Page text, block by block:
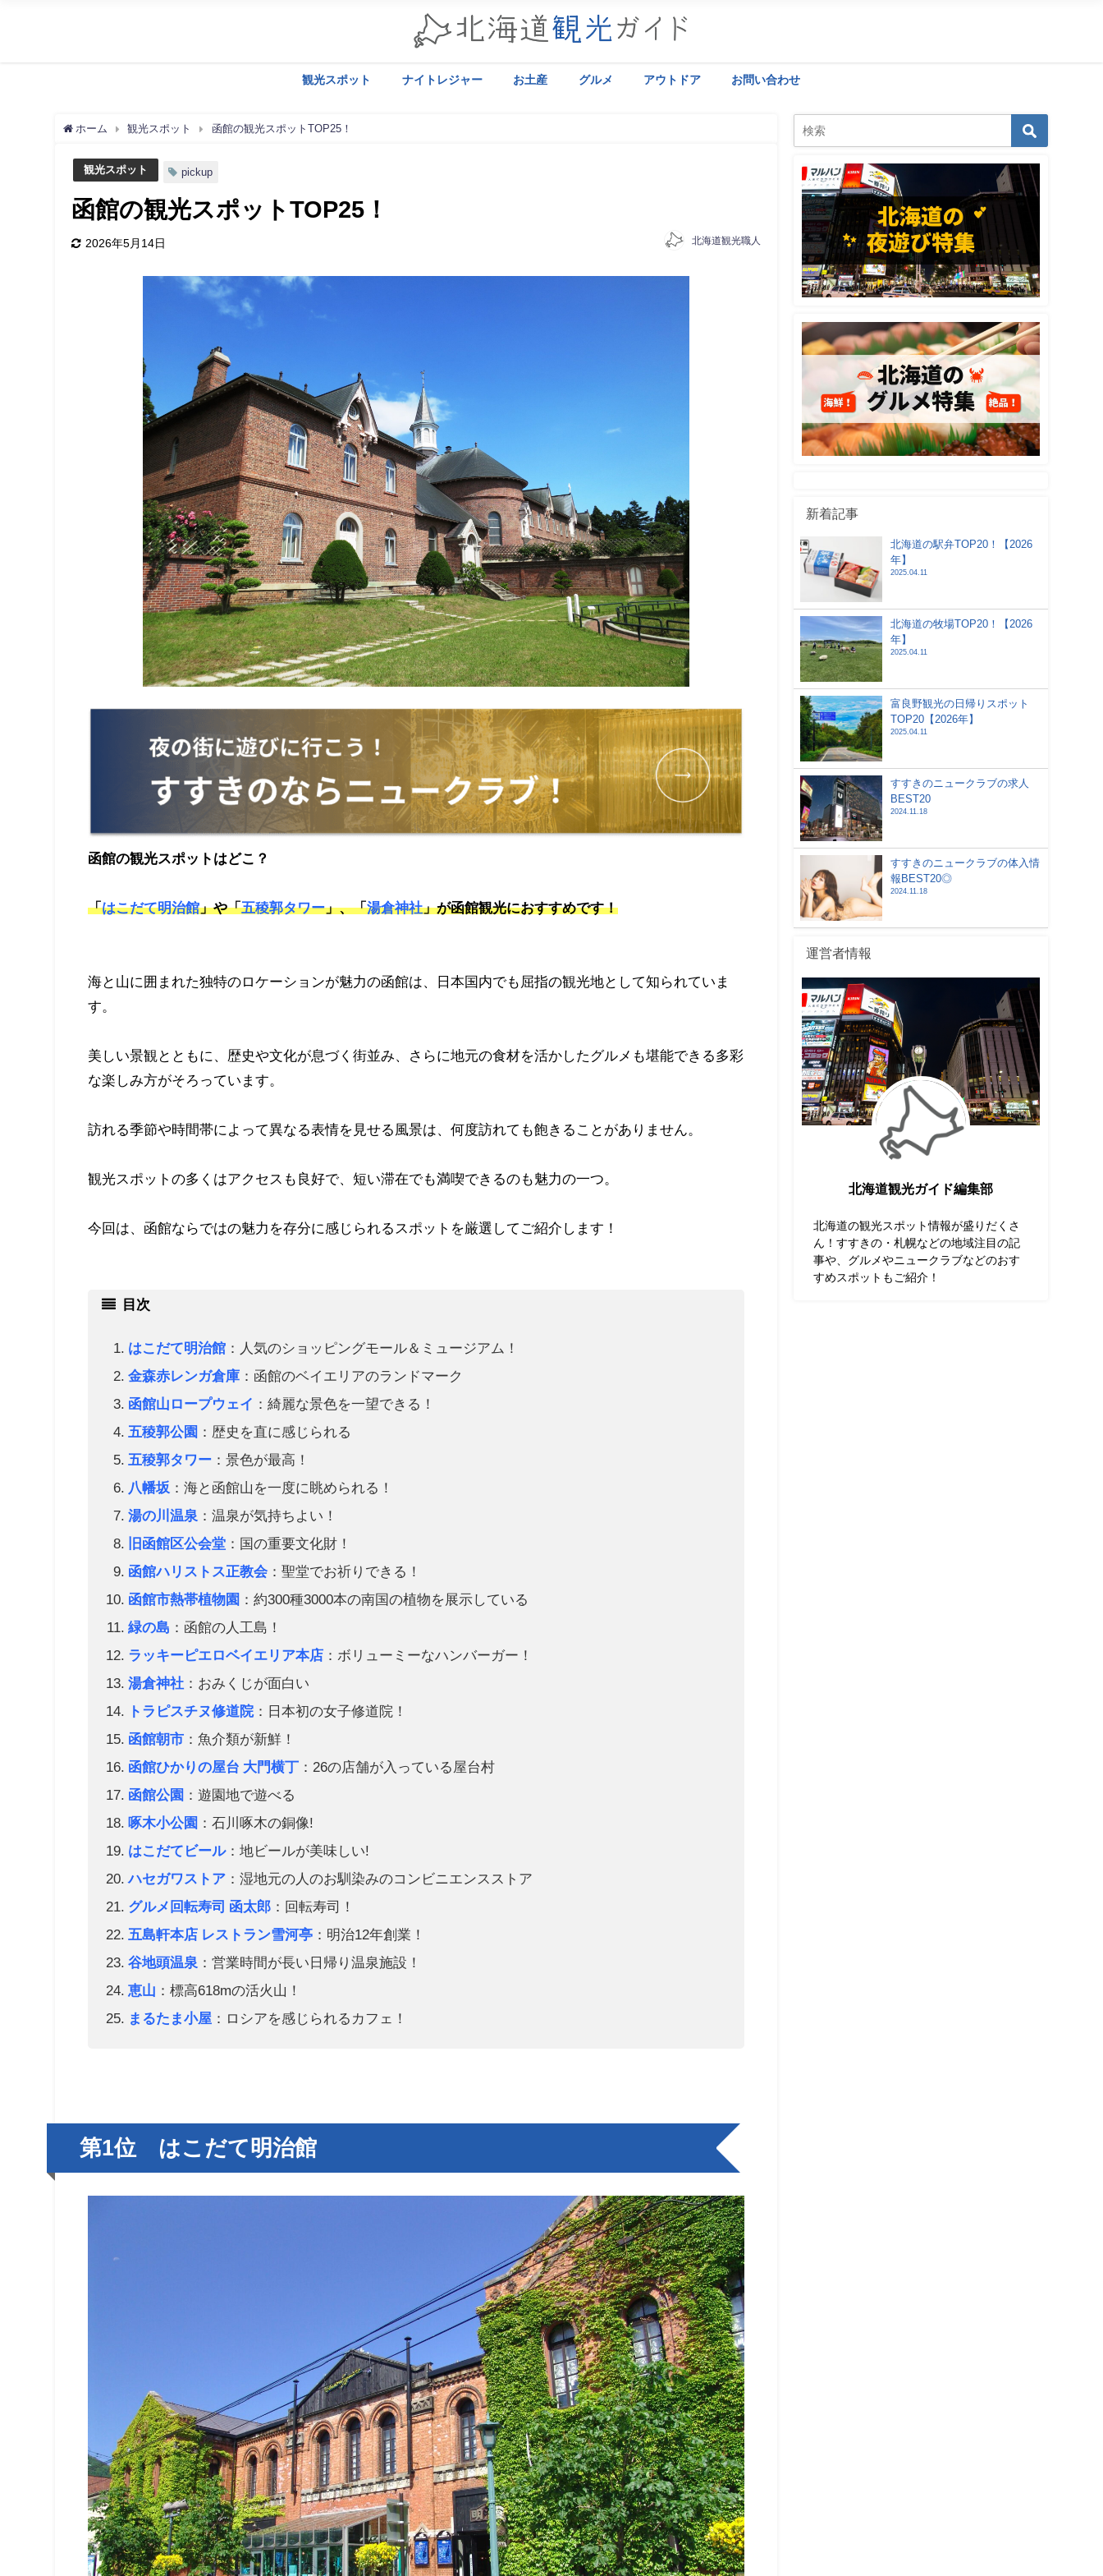
観光スポット ナイトレジャー お土産 グルメ アウトドア お問い合わせ
ホーム 観光スポット 函館の観光スポットTOP25！
観光スポット pickup
函館の観光スポットTOP25！
2026年5月14日 北海道観光職人
函館の観光スポットはどこ？
「はこだて明治館」や「五稜郭タワー」、「湯倉神社」が函館観光におすすめです！
海と山に囲まれた独特のロケーションが魅力の函館は、日本国内でも屈指の観光地として知られていま
す。
美しい景観とともに、歴史や文化が息づく街並み、さらに地元の食材を活かしたグルメも堪能できる多彩
な楽しみ方がそろっています。
訪れる季節や時間帯によって異なる表情を見せる風景は、何度訪れても飽きることがありません。
観光スポットの多くはアクセスも良好で、短い滞在でも満喫できるのも魅力の一つ。
今回は、函館ならではの魅力を存分に感じられるスポットを厳選してご紹介します！
目次
はこだて明治館 ：人気のショッピングモール＆ミュージアム！
金森赤レンガ倉庫 ：函館のベイエリアのランドマーク
函館山ロープウェイ ：綺麗な景色を一望できる！
五稜郭公園 ：歴史を直に感じられる
五稜郭タワー ：景色が最高！
八幡坂 ：海と函館山を一度に眺められる！
湯の川温泉 ：温泉が気持ちよい！
旧函館区公会堂 ：国の重要文化財！
函館ハリストス正教会 ：聖堂でお祈りできる！
函館市熱帯植物園 ：約300種3000本の南国の植物を展示している
緑の島 ：函館の人工島！
ラッキーピエロベイエリア本店 ：ボリューミーなハンバーガー！
湯倉神社 ：おみくじが面白い
トラピスチヌ修道院 ：日本初の女子修道院！
函館朝市 ：魚介類が新鮮！
函館ひかりの屋台 大門横丁 ：26の店舗が入っている屋台村
函館公園 ：遊園地で遊べる
啄木小公園 ：石川啄木の銅像!
はこだてビール：地ビールが美味しい!
ハセガワストア ：湿地元の人のお馴染みのコンビニエンスストア
グルメ回転寿司 函太郎 ：回転寿司！
五島軒本店 レストラン雪河亭 ：明治12年創業！
谷地頭温泉 ：営業時間が長い日帰り温泉施設！
恵山 ：標高618mの活火山！
まるたま小屋 ：ロシアを感じられるカフェ！
第1位 はこだて明治館
新着記事
北海道の駅弁TOP20！【2026
年】
2025.04.11
北海道の牧場TOP20！【2026
年】
2025.04.11
富良野観光の日帰りスポット
TOP20【2026年】
2025.04.11
すすきのニュークラブの求人
BEST20
2024.11.18
すすきのニュークラブの体入情
報BEST20◎
2024.11.18
運営者情報
北海道観光ガイド編集部
北海道の観光スポット情報が盛りだくさ
ん！すすきの・札幌などの地域注目の記
事や、グルメやニュークラブなどのおす
すめスポットもご紹介！